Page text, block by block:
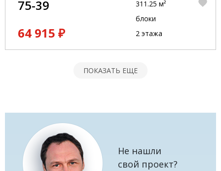
75-39
64 915 ₽
311.25 м²
блоки
2 этажа
ПОКАЗАТЬ ЕЩЕ
Не нашли
свой проект?